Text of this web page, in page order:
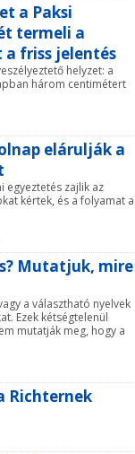
a Paksi
termeli a
friss jelentés
helyzet: a
három centimétert
elárulják a
egyeztetés zajlik az
kértek, és a folyamat a
Mutatjuk, mire
a választható nyelvek
Ezek kétségtelenül
mutatják meg, hogy a
Richternek